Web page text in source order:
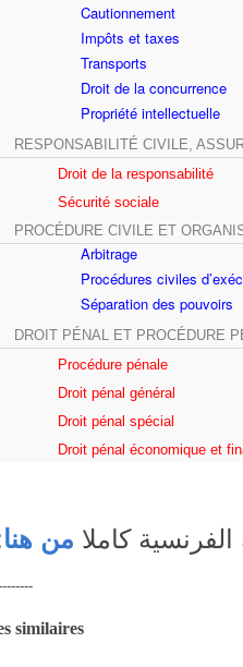
Cautionnement
Impôts et taxes
Transports
Droit de la concurrence
Propriété intellectuelle
RESPONSABILITÉ CIVILE,
Droit de la responsabilité
Sécurité sociale
PROCÉDURE CIVILE ET
Arbitrage
Procédures civiles
Séparation des pouvoirs
DROIT PÉNAL ET PROCÉDURE
Procédure pénale
Droit pénal général
Droit pénal spécial
Droit pénal économique et
كاملا من هنا
similaires